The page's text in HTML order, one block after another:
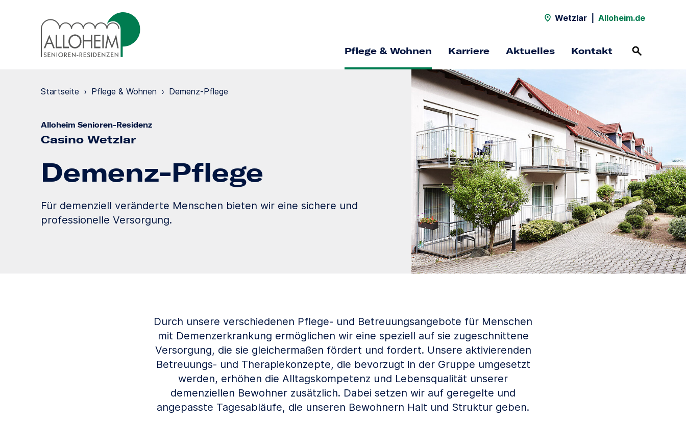
Wetzlar Alloheim.de
Pflege & Wohnen Karriere Aktuelles Kontakt
Startseite › Pflege & Wohnen › Demenz-Pflege
Alloheim Senioren-Residenz
Casino Wetzlar
Demenz-Pflege
Für demenziell veränderte Menschen bieten wir eine sichere und
professionelle Versorgung.
Durch unsere verschiedenen Pflege- und Betreuungsangebote für Menschen
mit Demenzerkrankung ermöglichen wir eine speziell auf sie zugeschnittene
Versorgung, die sie gleichermaßen fördert und fordert. Unsere aktivierenden
Betreuungs- und Therapiekonzepte, die bevorzugt in der Gruppe umgesetzt
werden, erhöhen die Alltagskompetenz und Lebensqualität unserer
demenziellen Bewohner zusätzlich. Dabei setzen wir auf geregelte und
angepasste Tagesabläufe, die unseren Bewohnern Halt und Struktur geben.